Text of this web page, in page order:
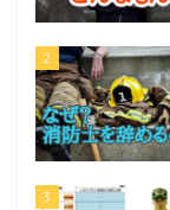
2
3